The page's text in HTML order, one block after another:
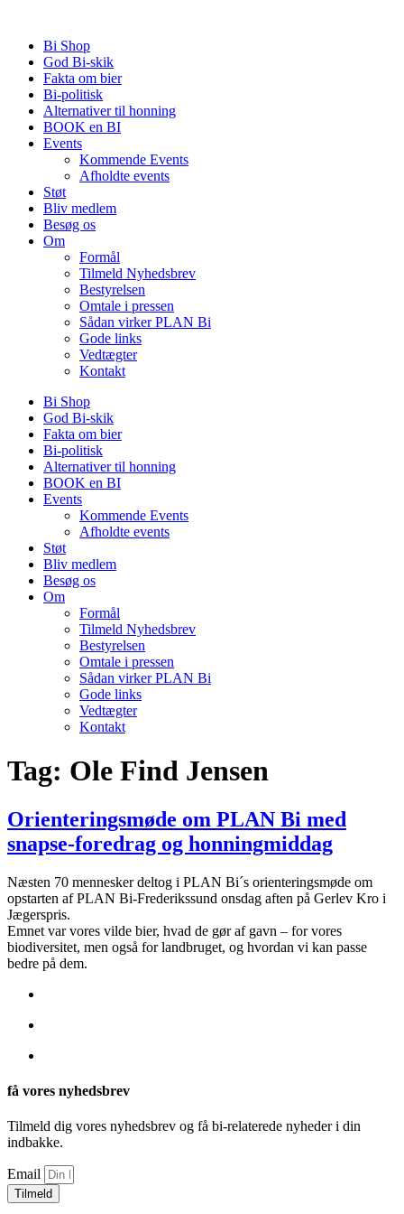
indholdBi Shop
God Bi-skik
Fakta om bier
Bi-politisk
Alternativer til honning
BOOK en BI
Events
Kommende Events
Afholdte events
Støt
Bliv medlem
Besøg os
Om
Formål
Tilmeld Nyhedsbrev
Bestyrelsen
Omtale i pressen
Sådan virker PLAN Bi
Gode links
Vedtægter
Kontakt
Bi Shop
God Bi-skik
Fakta om bier
Bi-politisk
Alternativer til honning
BOOK en BI
Events
Kommende Events
Afholdte events
Støt
Bliv medlem
Besøg os
Om
Formål
Tilmeld Nyhedsbrev
Bestyrelsen
Omtale i pressen
Sådan virker PLAN Bi
Gode links
Vedtægter
Kontakt
Tag: Ole Find Jensen
Orienteringsmøde om PLAN Bi med
snapse-foredrag og honningmiddag
Næsten 70 mennesker deltog i PLAN Bi´s orienteringsmøde om
opstarten af PLAN Bi-Frederikssund onsdag aften på Gerlev Kro i
Jægerspris.
Emnet var vores vilde bier, hvad de gør af gavn – for vores
biodiversitet, men også for landbruget, og hvordan vi kan passe
bedre på dem.
få vores nyhedsbrev
Tilmeld dig vores nyhedsbrev og få bi-relaterede nyheder i din
indbakke.
Email
Tilmeld